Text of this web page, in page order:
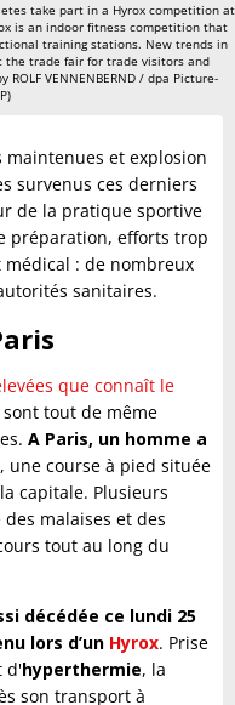
take part in a Hyrox competition at
is an indoor fitness competition that
training stations. New trends in
the trade fair for trade visitors and
VENNENBERND / dpa Picture-
et explosion
survenus ces derniers
de la pratique sportive
préparation, efforts trop
: de nombreux
sanitaires.
que connaît le
tout de même
A Paris, un homme a
, une course à pied située
capitale. Plusieurs
malaises et des
tout au long du
décédée ce lundi 25
lors d’un Hyrox. Prise
d'hyperthermie, la
son transport à